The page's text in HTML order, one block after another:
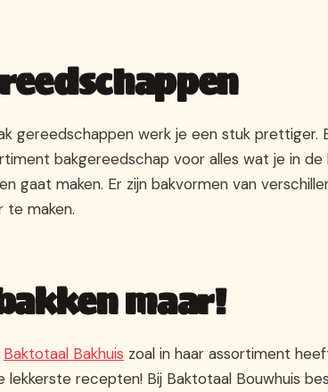
gereedschappen werk je een stuk prettiger.
bakgereedschap voor alles wat je in
gaat maken. Er zijn bakvormen van
te maken.
maar!
Baktotaal Bakhuis zoal in haar assortiment
lekkerste recepten! Bij Baktotaal Bouwhuis